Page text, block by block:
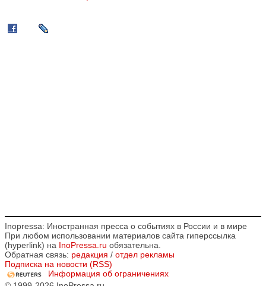
Inopressa: Иностранная пресса о событиях в России и в мире
При любом использовании материалов сайта гиперссылка
(hyperlink) на InoPressa.ru обязательна.
Обратная связь: редакция / отдел рекламы
Подписка на новости (RSS)
Информация об ограничениях